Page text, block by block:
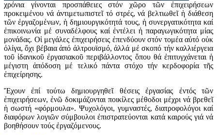
χρόνια γίνονται προσπάθειες στόν χῶρο τῶν ἐπιχειρήσεων
προκειμένου νά ἀντιμετωπιστεῖ τό στρές, νά βελτιωθεῖ ἡ διάθεση
τῶν ἐργαζομένων, ἡ δημιουργικότητά τους, ἡ συνεργατικότητα καί
ἐπικοινωνία μέ συναδέλφους καί ἐντέλει ἡ παραγωγικότητα μίας
μονάδας. Οἱ μεγάλες ἐπιχειρήσεις ἐπενδύουν στόν τομέα αὐτό οὐκ
ὀλίγα, ὄχι βέβαια ἀπό ἀλτρουϊσμό, ἀλλά μέ σκοπό τήν καλλιέργεια
τοῦ ἰδανικοῦ ἐργασιακοῦ περιβάλλοντος ὅπου θά ἐπιτυγχάνεται ἡ
μέγιστη ἀπόδοση μέ τελικό πάντα στόχο τήν κερδοφορία τῆς
ἐπιχείρησης.
Ἔχουν ἐπί τούτω δημιουργηθεῖ θέσεις ἐργασίας ἐντός τῶν
ἐπιχειρήσεων, ἐνῶ δοκιμάζονται ποικίλες μέθοδοι μέχρι νά βρεθεῖ
ἡ σωστή «φόρμουλα». Ψυχολόγοι, γυμναστές, διατροφολόγοι καί
διαφόρων λογιῶν σύμβουλοι ἐπιστρατεύονται κατά καιρούς γιά νά
βοηθήσουν τούς ἐργαζόμενους.